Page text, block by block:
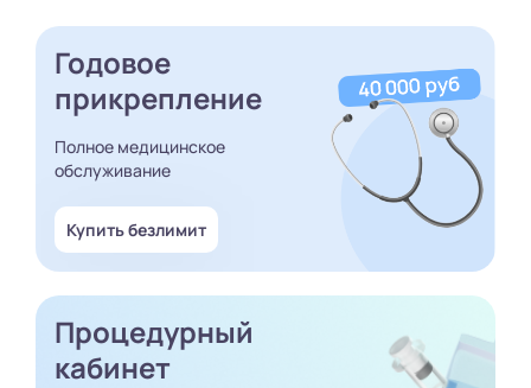
Годовое
прикрепление
Полное медицинское
обслуживание
Купить безлимит
Процедурный
кабинет